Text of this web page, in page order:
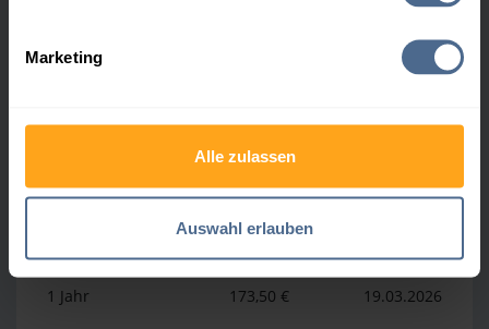
Marketing
Alle zulassen
Auswahl erlauben
Preis
4 Wochen 148,50 € 24.07.2026
1 Jahr 173,50 € 19.03.2026